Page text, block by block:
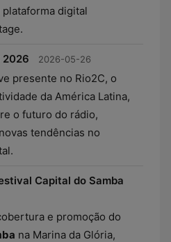
plataforma digital
2026 2026-05-26
presente no Rio2C, o
da América Latina,
o futuro do rádio,
tendências no
Capital do Samba
e promoção do
na Marina da Glória,